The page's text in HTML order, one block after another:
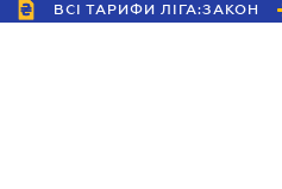
ВСІ ТАРИФИ ЛІГА:ЗАКОН